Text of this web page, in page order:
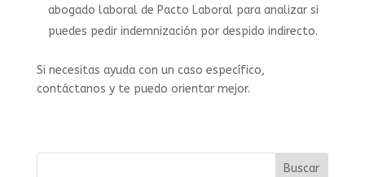
abogado laboral de Pacto Laboral para analizar si
puedes pedir indemnización por despido indirecto.
Si necesitas ayuda con un caso específico,
contáctanos y te puedo orientar mejor.
Buscar